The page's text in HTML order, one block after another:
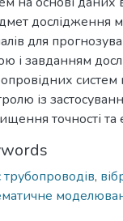
дослідження
для
і завданням
систем
із
точності та
трубопроводів,